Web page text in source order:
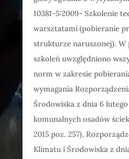
10381-5:2009- Szkolenie
warsztatami (pobieranie
strukturze naruszonej). W
szkoleń uwzględniono
norm w zakresie
wymagania
Środowiska z dnia 6
komunalnych osadów
2015 poz. 257),
Klimatu i Środowiska z